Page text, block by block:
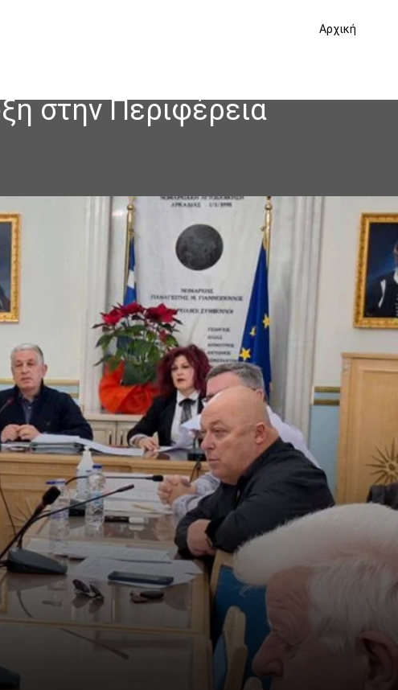
Αρχική
στην Περιφέρεια